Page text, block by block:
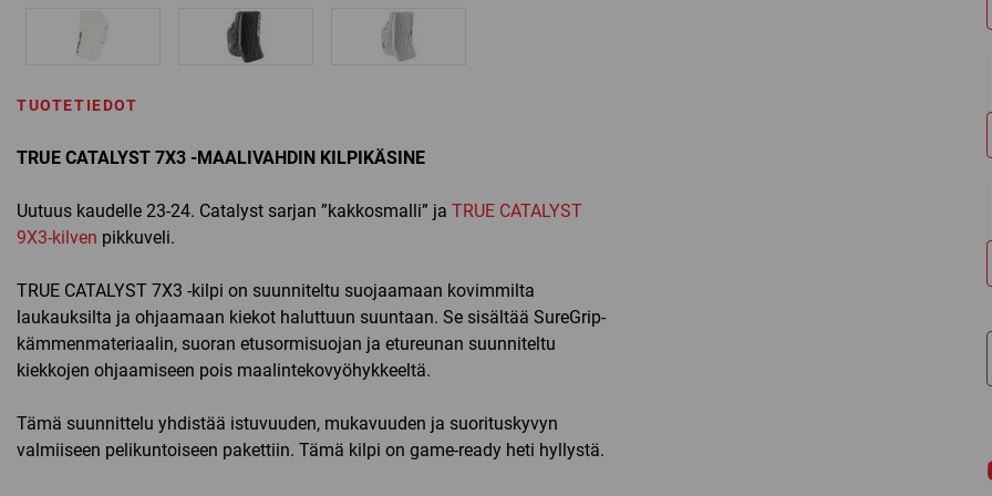
TUOTETIEDOT
TRUE CATALYST 7X3 -MAALIVAHDIN KILPIKÄSINE
Uutuus kaudelle 23-24. Catalyst sarjan ”kakkosmalli” ja TRUE CATALYST
9X3-kilven pikkuveli.
TRUE CATALYST 7X3 -kilpi on suunniteltu suojaamaan kovimmilta
laukauksilta ja ohjaamaan kiekot haluttuun suuntaan. Se sisältää SureGrip-
kämmenmateriaalin, suoran etusormisuojan ja etureunan suunniteltu
kiekkojen ohjaamiseen pois maalintekovyöhykkeeltä.
Tämä suunnittelu yhdistää istuvuuden, mukavuuden ja suorituskyvyn
valmiiseen pelikuntoiseen pakettiin. Tämä kilpi on game-ready heti hyllystä.